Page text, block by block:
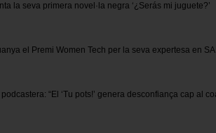
la seva primera novel·la negra ‘¿Serás mi juguete?’
el Premi Women Tech per la seva expertesa en
“El ‘Tu pots!’ genera desconfiança cap al